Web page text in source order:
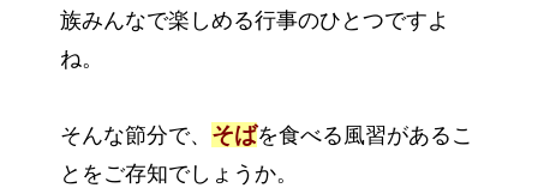
族みんなで楽しめる行事のひとつですよ
ね。
そんな節分で、 そばを食べる風習があるこ
とをご存知でしょうか。